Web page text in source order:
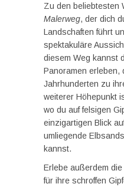
Zu den beliebtesten
Malerweg, der dich
Landschaften führt
spektakuläre
diesem Weg kannst
Panoramen erleben,
Jahrhunderten zu
weiterer Höhepunkt
wo du auf felsigen
einzigartigen Blick
umliegende
kannst.
Erlebe außerdem die
für ihre schroffen